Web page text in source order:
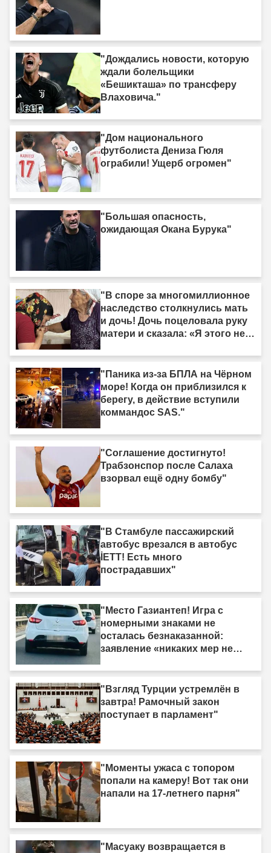
"Дождались новости, которую
ждали болельщики
«Бешикташа» по трансферу
Влаховича."
"Дом национального
футболиста Дениза Гюля
ограбили! Ущерб огромен"
"Большая опасность,
ожидающая Окана Бурука"
"В споре за многомиллионное
наследство столкнулись мать
и дочь! Дочь поцеловала руку
матери и сказала: «Я этого не
"Паника из-за БПЛА на Чёрном
море! Когда он приблизился к
берегу, в действие вступили
коммандос SAS."
"Соглашение достигнуто!
Трабзонспор после Салаха
взорвал ещё одну бомбу"
"В Стамбуле пассажирский
автобус врезался в автобус
İETT! Есть много
пострадавших"
"Место Газиантеп! Игра с
номерными знаками не
осталась безнаказанной:
заявление «никаких мер не
"Взгляд Турции устремлён в
завтра! Рамочный закон
поступает в парламент"
"Моменты ужаса с топором
попали на камеру! Вот так они
напали на 17-летнего парня"
"Масуаку возвращается в